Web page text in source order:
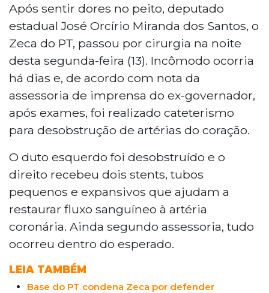
Após sentir dores no peito, deputado
estadual José Orcírio Miranda dos Santos, o
Zeca do PT, passou por cirurgia na noite
desta segunda-feira (13). Incômodo ocorria
há dias e, de acordo com nota da
assessoria de imprensa do ex-governador,
após exames, foi realizado cateterismo
para desobstrução de artérias do coração.
O duto esquerdo foi desobstruído e o
direito recebeu dois stents, tubos
pequenos e expansivos que ajudam a
restaurar fluxo sanguíneo à artéria
coronária. Ainda segundo assessoria, tudo
ocorreu dentro do esperado.
LEIA TAMBÉM
Base do PT condena Zeca por defender